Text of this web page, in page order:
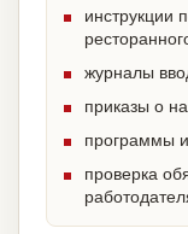
инструкции
журналы
приказы о
программы
проверка